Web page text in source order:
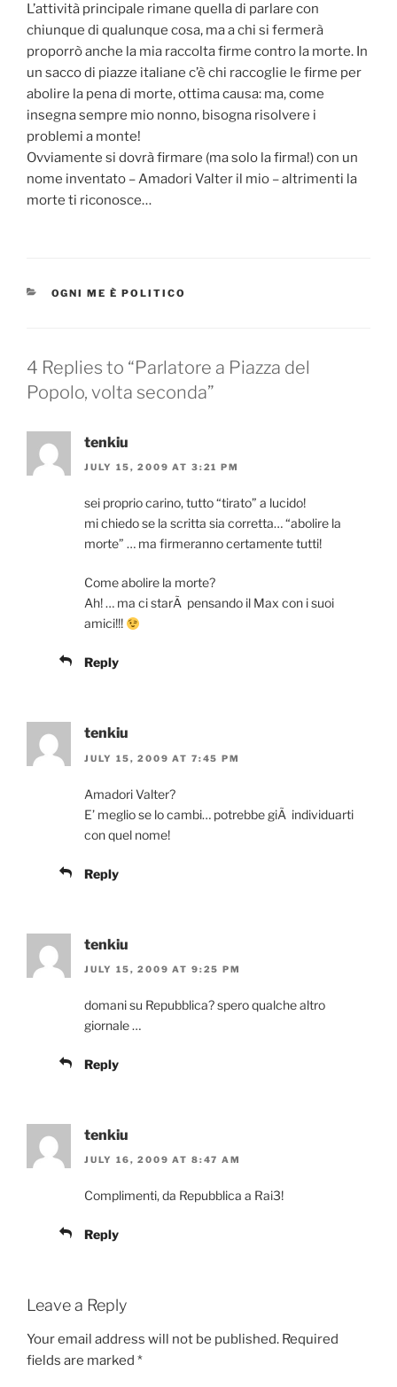
L’attività principale rimane quella di parlare con
chiunque di qualunque cosa, ma a chi si fermerà
proporrò anche la mia raccolta firme contro la morte. In
un sacco di piazze italiane c’è chi raccoglie le firme per
abolire la pena di morte, ottima causa: ma, come
insegna sempre mio nonno, bisogna risolvere i
problemi a monte!
Ovviamente si dovrà firmare (ma solo la firma!) con un
nome inventato – Amadori Valter il mio – altrimenti la
morte ti riconosce…
CATEGORIES
OGNI ME È POLITICO
4 Replies to “Parlatore a Piazza del
Popolo, volta seconda”
tenkiu
JULY 15, 2009 AT 3:21 PM
sei proprio carino, tutto “tirato” a lucido!
mi chiedo se la scritta sia corretta… “abolire la
morte” … ma firmeranno certamente tutti!
Come abolire la morte?
Ah! … ma ci starÃ pensando il Max con i suoi
amici!!!
Reply
tenkiu
JULY 15, 2009 AT 7:45 PM
Amadori Valter?
E’ meglio se lo cambi… potrebbe giÃ individuarti
con quel nome!
Reply
tenkiu
JULY 15, 2009 AT 9:25 PM
domani su Repubblica? spero qualche altro
giornale …
Reply
tenkiu
JULY 16, 2009 AT 8:47 AM
Complimenti, da Repubblica a Rai3!
Reply
Leave a Reply
Your email address will not be published. Required
fields are marked *